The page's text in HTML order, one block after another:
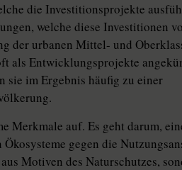
die Investitionsprojekte
welche diese Investitionen
der urbanen Mittel- und
als Entwicklungsprojekte
sie im Ergebnis häufig zu einer
Merkmale auf. Es geht darum,
gegen die
Motiven des Naturschutzes,